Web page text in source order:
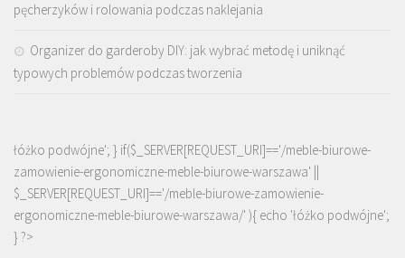
pęcherzyków i rolowania podczas naklejania
Organizer do garderoby DIY: jak wybrać metodę i uniknąć
typowych problemów podczas tworzenia
łóżko podwójne'; } if($_SERVER[REQUEST_URI]=='/meble-biurowe-
zamowienie-ergonomiczne-meble-biurowe-warszawa' ||
$_SERVER[REQUEST_URI]=='/meble-biurowe-zamowienie-
ergonomiczne-meble-biurowe-warszawa/' ){ echo 'łóżko podwójne';
} ?>